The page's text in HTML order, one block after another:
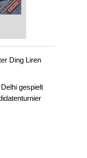
Ding Liren
gespielt